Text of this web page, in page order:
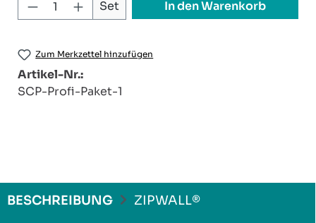
Set In den Warenkorb
Zum Merkzettel hinzufügen
Artikel-Nr.:
SCP-Profi-Paket-1
BESCHREIBUNG ZIPWALL®